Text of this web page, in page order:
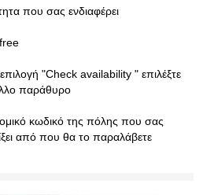
που σας ενδιαφέρει
"Check availability " επιλέξτε
παράθυρο
κωδικό της πόλης που σας
από που θα το παραλάβετε